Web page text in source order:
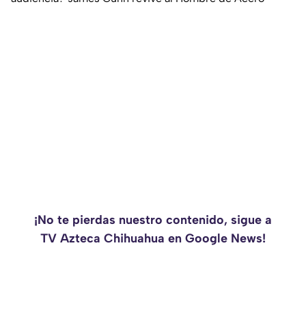
¡No te pierdas nuestro contenido, sigue a
TV Azteca Chihuahua en Google News!